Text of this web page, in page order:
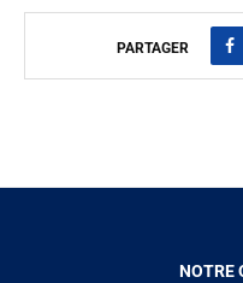
PARTAGER
NOTRE